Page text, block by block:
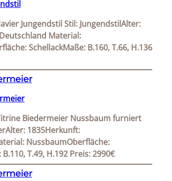
Jungendstil Stil: JungendstilAlter:
Material:
SchellackMaße: B.160, T.66, H.136
Biedermeier Nussbaum furniert
1835Herkunft:
NussbaumOberfläche:
T.49, H.192 Preis: 2990€